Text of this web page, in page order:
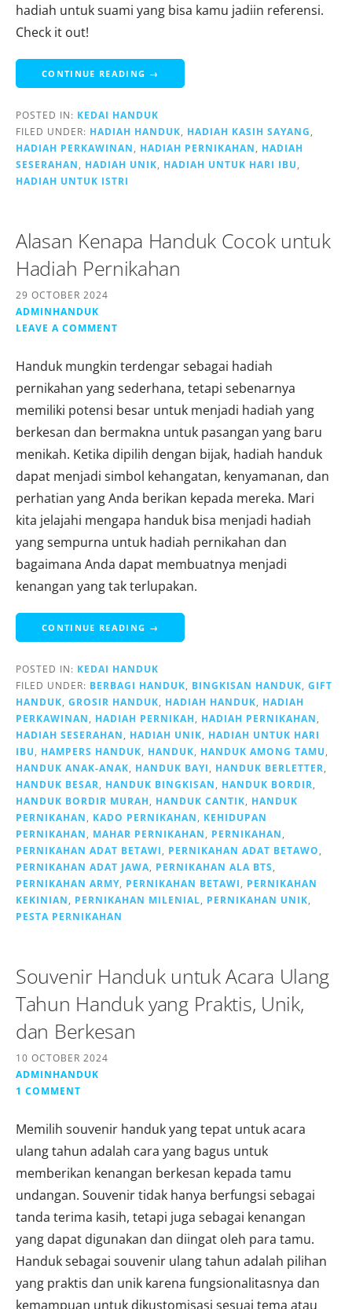
hadiah untuk suami yang bisa kamu jadiin referensi.
Check it out!
CONTINUE READING →
POSTED IN: KEDAI HANDUK
FILED UNDER: HADIAH HANDUK HADIAH KASIH SAYANG
HADIAH PERKAWINAN
HADIAH PERNIKAHAN
HADIAH
SESERAHAN
HADIAH UNIK HADIAH UNTUK HARI IBU
HADIAH UNTUK ISTRI
Alasan Kenapa Handuk Cocok untuk
Hadiah Pernikahan
29 OCTOBER 2024
ADMINHANDUK
LEAVE A COMMENT
Handuk mungkin terdengar sebagai hadiah
pernikahan yang sederhana, tetapi sebenarnya
memiliki potensi besar untuk menjadi hadiah yang
berkesan dan bermakna untuk pasangan yang baru
menikah. Ketika dipilih dengan bijak, hadiah handuk
dapat menjadi simbol kehangatan, kenyamanan, dan
perhatian yang Anda berikan kepada mereka. Mari
kita jelajahi mengapa handuk bisa menjadi hadiah
yang sempurna untuk hadiah pernikahan dan
bagaimana Anda dapat membuatnya menjadi
kenangan yang tak terlupakan.
CONTINUE READING →
POSTED IN: KEDAI HANDUK
FILED UNDER: BERBAGI HANDUK, BINGKISAN HANDUK, GIFT
HANDUK, GROSIR HANDUK, HADIAH HANDUK, HADIAH
PERKAWINAN, HADIAH PERNIKAH, HADIAH PERNIKAHAN,
HADIAH SESERAHAN, HADIAH UNIK, HADIAH UNTUK HARI
IBU, HAMPERS HANDUK, HANDUK, HANDUK AMONG TAMU,
HANDUK ANAK-ANAK, HANDUK BAYI, HANDUK BERLETTER,
HANDUK BESAR, HANDUK BINGKISAN, HANDUK BORDIR,
HANDUK BORDIR MURAH, HANDUK CANTIK, HANDUK
PERNIKAHAN, KADO PERNIKAHAN, KEHIDUPAN
PERNIKAHAN, MAHAR PERNIKAHAN, PERNIKAHAN,
PERNIKAHAN ADAT BETAWI, PERNIKAHAN ADAT BETAWO,
PERNIKAHAN ADAT JAWA, PERNIKAHAN ALA BTS,
PERNIKAHAN ARMY, PERNIKAHAN BETAWI, PERNIKAHAN
KEKINIAN, PERNIKAHAN MILENIAL, PERNIKAHAN UNIK,
PESTA PERNIKAHAN
Souvenir Handuk untuk Acara Ulang
Tahun Handuk yang Praktis, Unik,
dan Berkesan
10 OCTOBER 2024
ADMINHANDUK
1 COMMENT
Memilih souvenir handuk yang tepat untuk acara
ulang tahun adalah cara yang bagus untuk
memberikan kenangan berkesan kepada tamu
undangan. Souvenir tidak hanya berfungsi sebagai
tanda terima kasih, tetapi juga sebagai kenangan
yang dapat digunakan dan diingat oleh para tamu.
Handuk sebagai souvenir ulang tahun adalah pilihan
yang praktis dan unik karena fungsionalitasnya dan
kemampuan untuk dikustomisasi sesuai tema atau